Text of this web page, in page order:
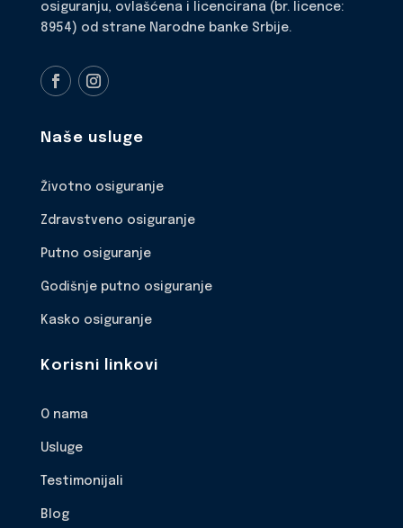
osiguranju, ovlašćena i licencirana (br. licence:
8954) od strane Narodne banke Srbije.
Naše usluge
Životno osiguranje
Zdravstveno osiguranje
Putno osiguranje
Godišnje putno osiguranje
Kasko osiguranje
Korisni linkovi
O nama
Usluge
Testimonijali
Blog